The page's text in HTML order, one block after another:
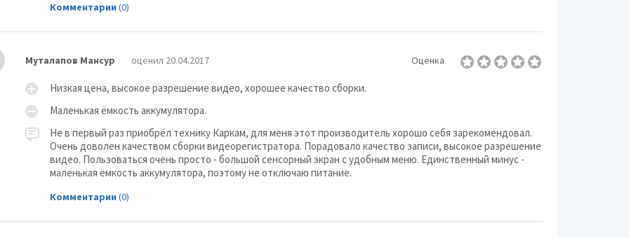
Комментарии (0)
Муталапов Мансур оценил 20.04.2017 Оценка
Низкая цена, высокое разрешение видео, хорошее качество сборки.
Маленькая ёмкость аккумулятора.
Не в первый раз приобрёл технику Каркам, для меня этот производитель хорошо себя зарекомендовал.
Очень доволен качеством сборки видеорегистратора. Порадовало качество записи, высокое разрешение
видео. Пользоваться очень просто - большой сенсорный экран с удобным меню. Единственный минус -
маленькая ёмкость аккумулятора, поэтому не отключаю питание.
Комментарии (0)